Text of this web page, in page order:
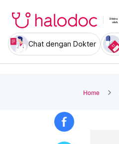
Chat dengan Dokter
Home